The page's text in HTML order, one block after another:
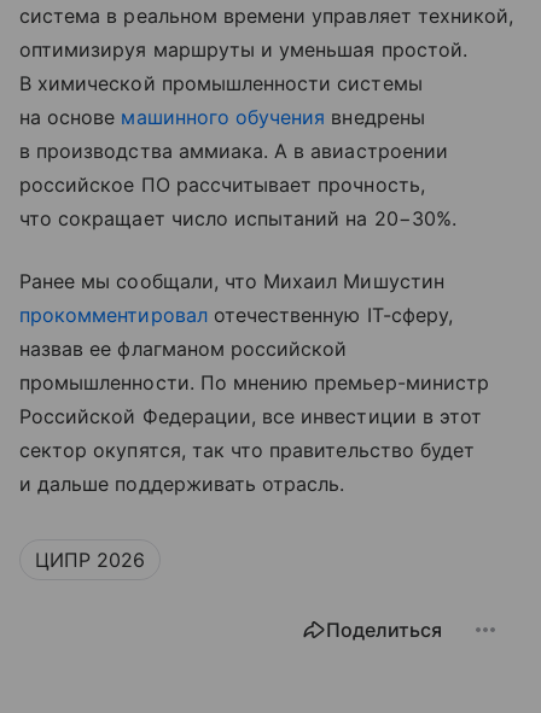
система в реальном времени управляет техникой,
оптимизируя маршруты и уменьшая простой.
В химической промышленности системы
на основе машинного обучения внедрены
в производства аммиака. А в авиастроении
российское ПО рассчитывает прочность,
что сокращает число испытаний на 20−30%.
Ранее мы сообщали, что Михаил Мишустин
прокомментировалотечественную IT-сферу,
назвав ее флагманом российской
промышленности. По мнению премьер-министр
Российской Федерации, все инвестиции в этот
сектор окупятся, так что правительство будет
и дальше поддерживать отрасль.
ЦИПР 2026
Поделиться